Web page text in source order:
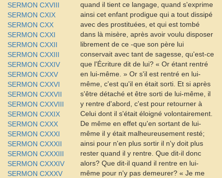
SERMON CXVIII
SERMON CXIX
SERMON CXX
SERMON CXXI
SERMON CXXII
SERMON CXXIII
SERMON CXXIV
SERMON CXXV
SERMON CXXVI
SERMON CXXVII
SERMON CXXVIII
SERMON CXXIX
SERMON CXXX
SERMON CXXXI
SERMON CXXXII
SERMON CXXXIII
SERMON CXXXIV
SERMON CXXXV
quand il tient ce langage, quand s'exprime
ainsi cet enfant prodigue qui a tout dissipé
avec des prostituées, et qui est tombé
dans là misère, après avoir voulu disposer
librement de ce -que son père lui
conservait avec tant de sagesse, qu'est-ce
que l'Écriture dit de lui? « Or étant rentré
en lui-même. » Or s'il est rentré en lui-
même, c'est qu'il en était sorti. Et si après
s'être détaché et être sorti de lui-même, il
y rentre d'abord, c'est pour retourner à
Celui dont il s'était éloigné volontairement.
De même en effet qu'en sortant de lui-
même il y était malheureusement resté;
ainsi pour n'en plus sortir il n'y doit plus
rester quand il y rentre. Que dit-il donc
alors? Que dit-il quand il rentre en lui-
même pour n'y pas demeurer? « Je me